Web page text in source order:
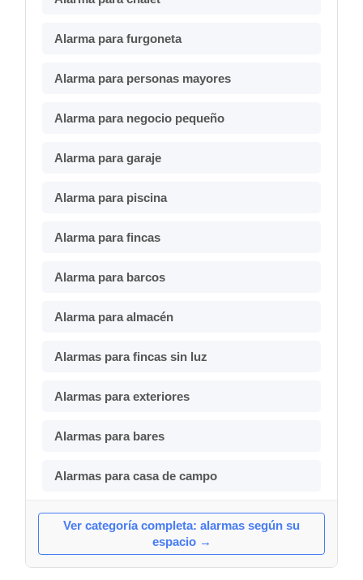
Alarma para furgoneta
Alarma para personas mayores
Alarma para negocio pequeño
Alarma para garaje
Alarma para piscina
Alarma para fincas
Alarma para barcos
Alarma para almacén
Alarmas para fincas sin luz
Alarmas para exteriores
Alarmas para bares
Alarmas para casa de campo
Ver categoría completa: alarmas según su
espacio →